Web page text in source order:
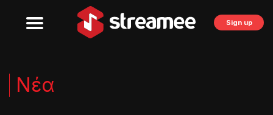
Sign up
Νέα